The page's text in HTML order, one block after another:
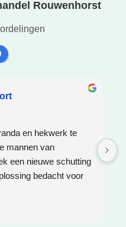
Rouwenhorst
en hekwerk te
mannen van
een nieuwe schutting
bedacht voor